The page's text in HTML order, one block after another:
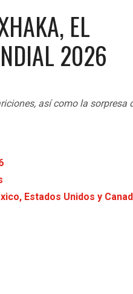
EL
2026
así como la sorpresa
Estados Unidos y